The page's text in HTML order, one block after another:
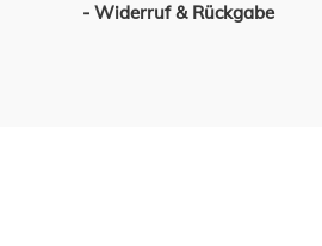
Widerruf & Rückgabe